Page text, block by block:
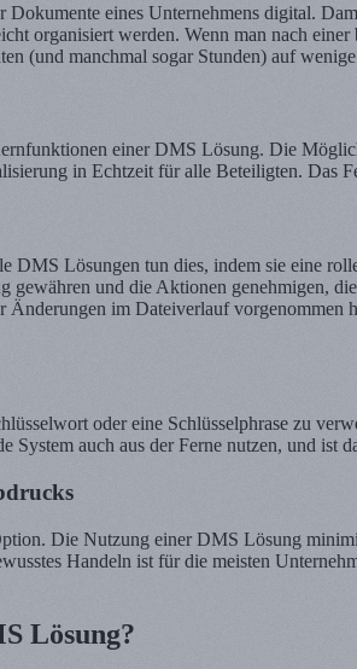
eines Unternehmens digital.
organisiert werden. Wenn man nach
(und manchmal sogar Stunden) auf
einer DMS Lösung. Die
in Echtzeit für alle Beteiligten. Das
DMS Lösungen tun dies, indem sie eine
gewähren und die Aktionen genehmigen,
Änderungen im Dateiverlauf
oder eine Schlüsselphrase zu
System auch aus der Ferne nutzen, und
Die Nutzung einer DMS Lösung
Handeln ist für die meisten
Lösung?